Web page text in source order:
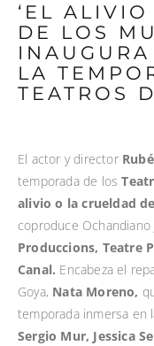
‘EL
DE LOS
LA
TEATROS
El actor y director
temporada de los
alivio o la crueldad
coproduce
Produccions, Teatre
Canal. Encabeza el
Goya, Nata Moreno,
temporada inmersa en
Sergio Mur, Jessica